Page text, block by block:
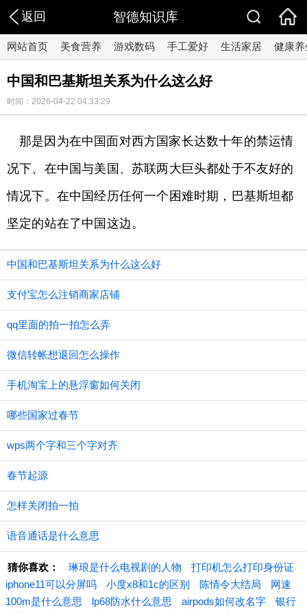
返回 智德知识库
网站首页 美食营养 游戏数码 手工爱好 生活家居 健康养
中国和巴基斯坦关系为什么这么好
时间：2026-04-22 04:33:29
那是因为在中国面对西方国家长达数十年的禁运情
况下、在中国与美国、苏联两大巨头都处于不友好的
情况下。在中国经历任何一个困难时期，巴基斯坦都
坚定的站在了中国这边。
中国和巴基斯坦关系为什么这么好
支付宝怎么注销商家店铺
qq里面的拍一拍怎么弄
微信转帐想退回怎么操作
手机淘宝上的悬浮窗如何关闭
哪些国家过春节
wps两个字和三个字对齐
春节起源
怎样关闭拍一拍
语音通话是什么意思
猜你喜欢： 琳琅是什么电视剧的人物
打印机怎么打印身份证
iphone11可以分屏吗
小度x8和1c的区别 陈情令大结局
网速
100m是什么意思
lp68防水什么意思 airpods如何改名字
银行